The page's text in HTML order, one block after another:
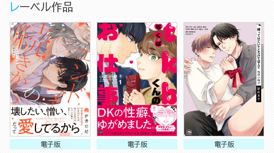
レーベル作品
電子版
電子版
電子版